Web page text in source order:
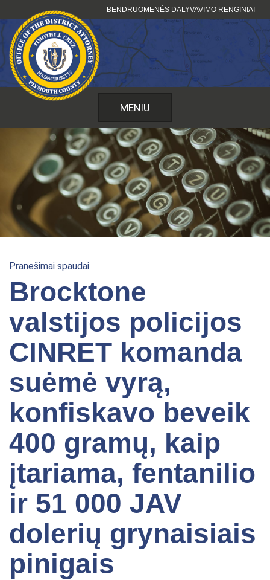
prie
turinio
BENDRUOMENĖS DALYVAVIMO RENGINIAI
MENIU
Pranešimai spaudai
Brocktone
valstijos policijos
CINRET komanda
suėmė vyrą,
konfiskavo beveik
400 gramų, kaip
įtariama, fentanilio
ir 51 000 JAV
dolerių grynaisiais
pinigais